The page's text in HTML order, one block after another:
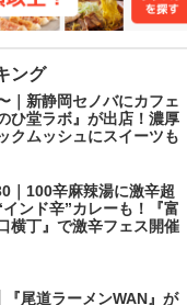
ング
｜新静岡セノバにカフェ
ひ堂ラボ』が出店！濃厚
クムッシュにスイーツも
｜100辛麻辣湯に激辛超
インド辛”カレーも！『富
横丁』で激辛フェス開催
『尾道ラーメンWAN』が